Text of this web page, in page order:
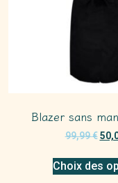
Blazer sans
99,99€
Choix des